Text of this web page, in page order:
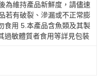
為維持產品新鮮度，請儘速
若有破裂、滲漏或不正常膨
食用 5.本產品含魚類及其製
過敏體質者食用等詳見包裝